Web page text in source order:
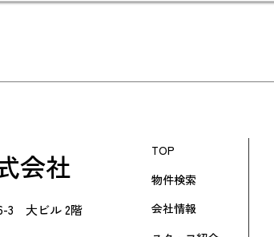
会社
3 大ビル 2階
TOP
物件検索
会社情報